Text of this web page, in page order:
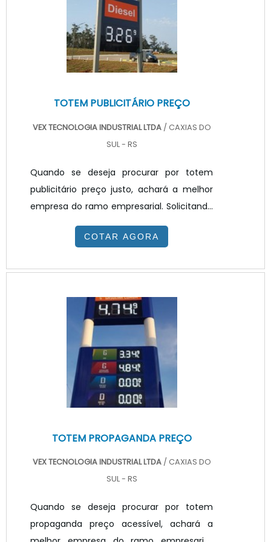
uma empresa altamente qualificada,
acha o site da VEX Tecnologia. É possível
TOTEM PUBLICITÁRIO PREÇO
VEX TECNOLOGIA INDUSTRIAL LTDA / CAXIAS DO
SUL - RS
Quando se deseja procurar por totem
publicitário preço justo, achará a melhor
empresa do ramo empresarial. Solicitando
um orçamento na melhor empresa do
segmento e encontrando a melhor em
interesse é por totem publicitário preço
Tecnologia poderá encontrar ótima
qualidade com resolução de problemas
por meio de soluções inovadoras.TOTEM
PUBLICITÁRIO PREÇO JUSTO E ACESSÍV...
COTAR AGORA
TOTEM PROPAGANDA PREÇO
VEX TECNOLOGIA INDUSTRIAL LTDA / CAXIAS DO
SUL - RS
Quando se deseja procurar por totem
propaganda preço acessível, achará a